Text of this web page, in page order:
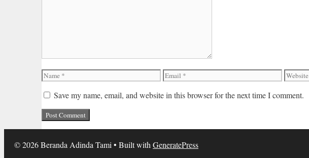
Name Email
Website
Save my name, email, and website in this browser for the next time I comment.
© 2026 Beranda Adinda Tami• Built withGeneratePress